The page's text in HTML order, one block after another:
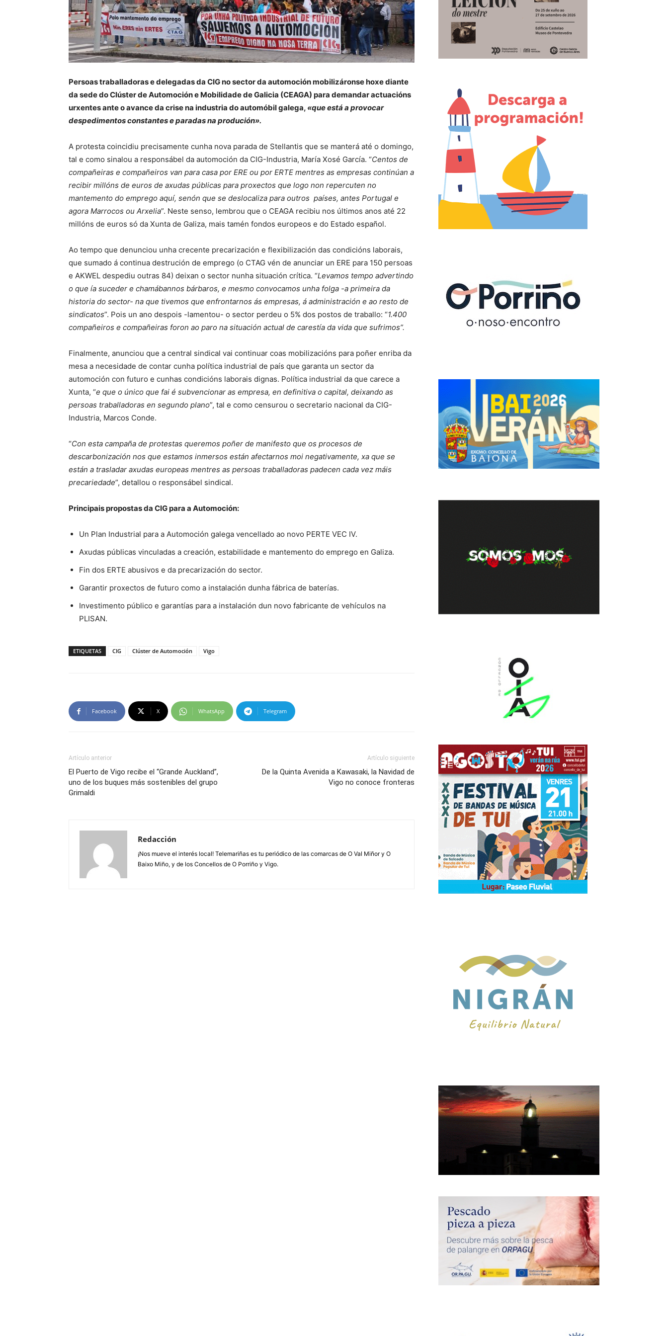
Persoas traballadoras e delegadas da CIG no sector da automoción mobilizáronse hoxe diante
da sede do Clúster de Automoción e Mobilidade de Galicia (CEAGA) para demandar actuacións
urxentes ante o avance da crise na industria do automóbil galega, «que está a provocar
despedimentos constantes e paradas na produción».
A protesta coincidiu precisamente cunha nova parada de Stellantis que se manterá até o domingo,
tal e como sinalou a responsábel da automoción da CIG-Industria, María Xosé García. “Centos de
compañeiras e compañeiros van para casa por ERE ou por ERTE mentres as empresas continúan a
recibir millóns de euros de axudas públicas para proxectos que logo non repercuten no
mantemento do emprego aquí, senón que se deslocaliza para outros países, antes Portugal e
agora Marrocos ou Arxelia”. Neste senso, lembrou que o CEAGA recibiu nos últimos anos até 22
millóns de euros só da Xunta de Galiza, mais tamén fondos europeos e do Estado español.
Ao tempo que denunciou unha crecente precarización e flexibilización das condicións laborais,
que sumado á continua destrución de emprego (o CTAG vén de anunciar un ERE para 150 persoas
e AKWEL despediu outras 84) deixan o sector nunha situación crítica. “Levamos tempo advertindo
o que ía suceder e chamábannos bárbaros, e mesmo convocamos unha folga -a primeira da
historia do sector- na que tivemos que enfrontarnos ás empresas, á administración e ao resto de
sindicatos”. Pois un ano despois -lamentou- o sector perdeu o 5% dos postos de traballo: “1.400
compañeiros e compañeiras foron ao paro na situación actual de carestía da vida que sufrimos”.
Finalmente, anunciou que a central sindical vai continuar coas mobilizacións para poñer enriba da
mesa a necesidade de contar cunha política industrial de país que garanta un sector da
automoción con futuro e cunhas condicións laborais dignas. Política industrial da que carece a
Xunta, “e que o único que fai é subvencionar as empresa, en definitiva o capital, deixando as
persoas traballadoras en segundo plano”, tal e como censurou o secretario nacional da CIG-
Industria, Marcos Conde.
“Con esta campaña de protestas queremos poñer de manifesto que os procesos de
descarbonización nos que estamos inmersos están afectarnos moi negativamente, xa que se
están a trasladar axudas europeas mentres as persoas traballadoras padecen cada vez máis
precariedade”, detallou o responsábel sindical.
Principais propostas da CIG para a Automoción:
Un Plan Industrial para a Automoción galega vencellado ao novo PERTE VEC IV.
Axudas públicas vinculadas a creación, estabilidade e mantemento do emprego en Galiza.
Fin dos ERTE abusivos e da precarización do sector.
Garantir proxectos de futuro como a instalación dunha fábrica de baterías.
Investimento público e garantías para a instalación dun novo fabricante de vehículos na
PLISAN.
ETIQUETAS CIG Clúster de Automoción Vigo
Facebook X WhatsApp Telegram
Artículo anterior
El Puerto de Vigo recibe el “Grande Auckland”,
uno de los buques más sostenibles del grupo
Grimaldi
Artículo siguiente
De la Quinta Avenida a Kawasaki, la Navidad de
Vigo no conoce fronteras
Redacción
¡Nos mueve el interés local! Telemariñas es tu periódico de las comarcas de O Val Miñor y O
Baixo Miño, y de los Concellos de O Porriño y Vigo.